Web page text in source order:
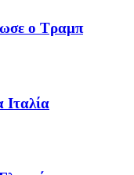
ο Τραμπ
Ιταλία